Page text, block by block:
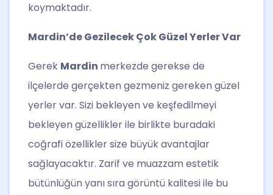
koymaktadır.
Mardin’de Gezilecek Çok Güzel Yerler Var
Gerek Mardin merkezde gerekse de
ilçelerde gerçekten gezmeniz gereken güzel
yerler var. Sizi bekleyen ve keşfedilmeyi
bekleyen güzellikler ile birlikte buradaki
coğrafi özellikler size büyük avantajlar
sağlayacaktır. Zarif ve muazzam estetik
bütünlüğün yanı sıra görüntü kalitesi ile bu